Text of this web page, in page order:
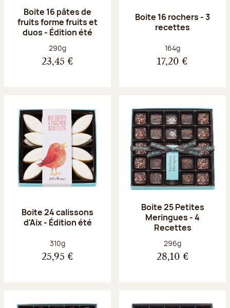
Boite 16 pâtes de
fruits forme fruits et
duos - Édition été
Poids net :
290g
23,45 €
Boite 16 rochers - 3
recettes
Poids net :
164g
17,20 €
Boite 24 calissons
d'Aix - Édition été
Poids net :
310g
25,95 €
Boite 25 Petites
Meringues - 4
Recettes
Poids net :
296g
28,10 €